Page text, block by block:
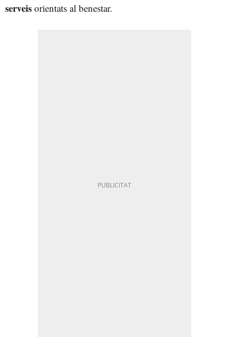
serveis orientats al benestar.